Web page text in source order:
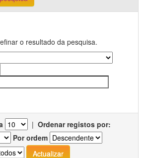
o resultado da pesquisa.
| Ordenar registos por:
Por ordem